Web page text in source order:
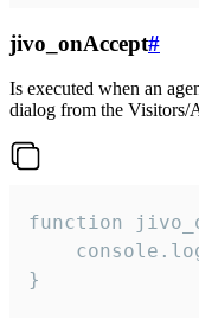
jivo_onAccept#
Is executed when an
dialog from the Visitors/
function
}